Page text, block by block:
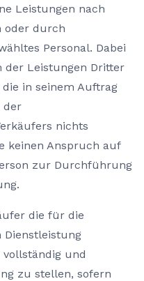
Leistungen nach
oder durch
Personal. Dabei
der Leistungen Dritter
in seinem Auftrag
der
nichts
keinen Anspruch auf
zur Durchführung
die für die
Dienstleistung
und
zu stellen, sofern